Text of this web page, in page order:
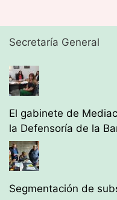
Secretaría General
El gabinete de
la Defensoría de la
Segmentación de